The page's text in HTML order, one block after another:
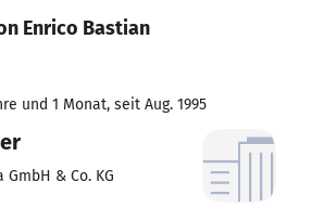
Enrico Bastian
und 1 Monat, seit Aug. 1995
& Co. KG